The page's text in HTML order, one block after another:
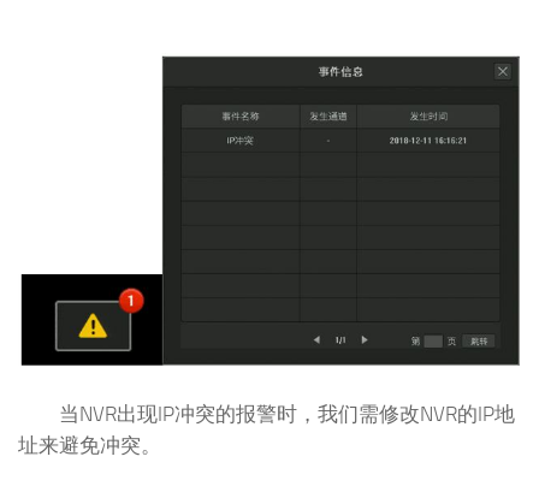
当NVR出现IP冲突的报警时，我们需修改NVR的IP地
址来避免冲突。